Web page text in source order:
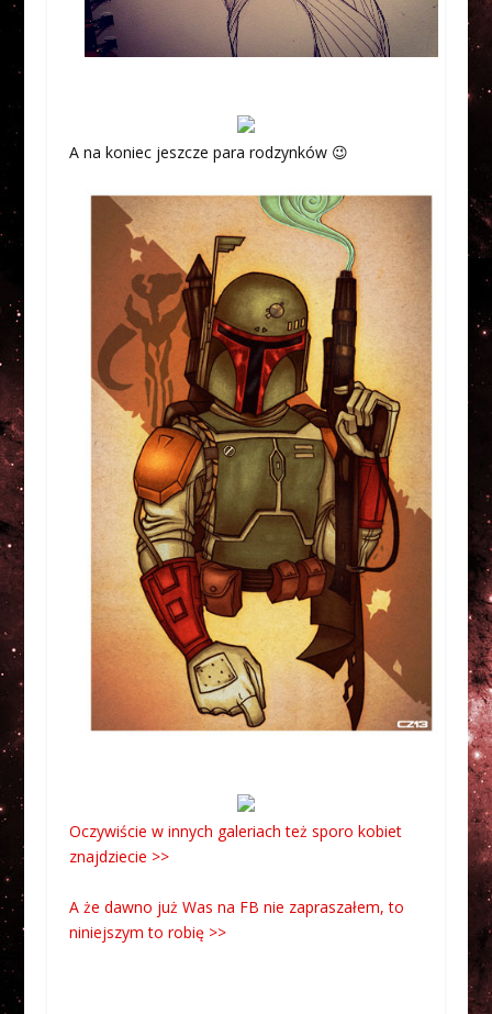
A na koniec jeszcze para rodzynków 😉
Oczywiście w innych galeriach też sporo kobiet
znajdziecie >>
A że dawno już Was na FB nie zapraszałem, to
niniejszym to robię >>